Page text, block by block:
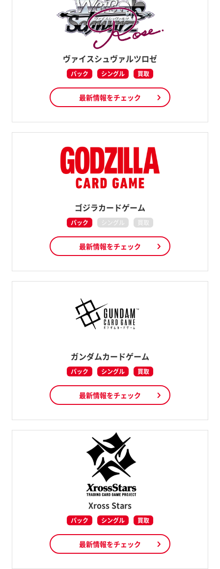
ヴァイスシュヴァルツロゼ
パック シングル 買取
最新情報をチェック
ゴジラカードゲーム
パック シングル 買取
最新情報をチェック
ガンダムカードゲーム
パック シングル 買取
最新情報をチェック
Xross Stars
パック シングル 買取
最新情報をチェック